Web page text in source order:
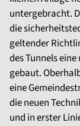
untergebracht.
die
geltender
des Tunnels
gebaut.
eine
die neuen
und in erster